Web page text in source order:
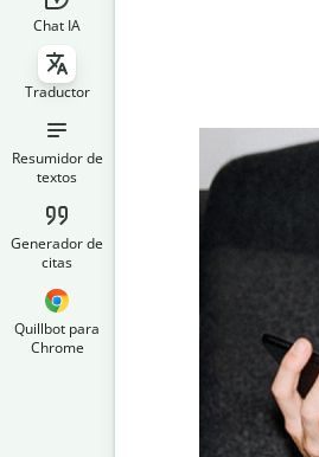
Chat IA
Traductor
Resumidor de
textos
Generador de
citas
Quillbot para
Chrome